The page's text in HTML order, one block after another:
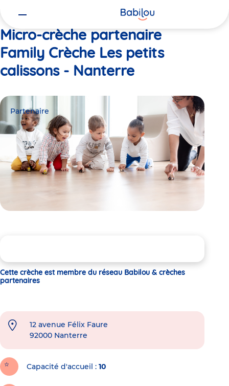
Micro-crèche partenaire
Family Crèche Les petits
calissons - Nanterre
Partenaire
Cette crèche est membre du réseau Babilou & crèches
partenaires
12 avenue Félix Faure
92000 Nanterre
Capacité d'accueil 10